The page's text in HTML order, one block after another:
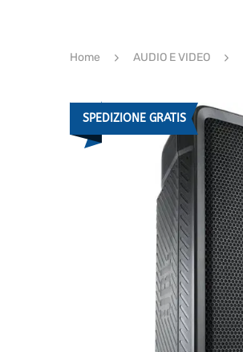
Home AUDIO E VIDEO
SPEDIZIONE GRATIS